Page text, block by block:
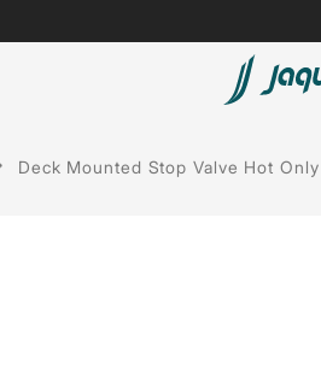
Deck Mounted Stop Valve Hot